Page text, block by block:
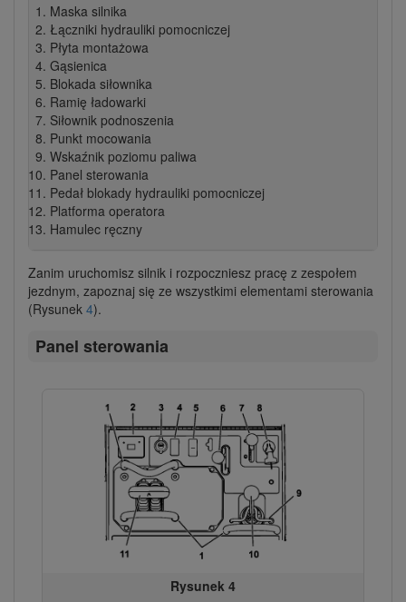
Maska silnika
Łączniki hydrauliki pomocniczej
Płyta montażowa
Gąsienica
Blokada siłownika
Ramię ładowarki
Siłownik podnoszenia
Punkt mocowania
Wskaźnik poziomu paliwa
Panel sterowania
Pedał blokady hydrauliki pomocniczej
Platforma operatora
Hamulec ręczny
Zanim uruchomisz silnik i rozpoczniesz pracę z zespołem
jezdnym, zapoznaj się ze wszystkimi elementami sterowania
(Rysunek 4).
Panel sterowania
Rysunek 4